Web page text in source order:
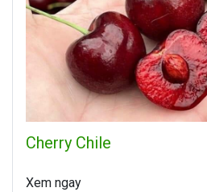
Cherry Chile
Xem ngay